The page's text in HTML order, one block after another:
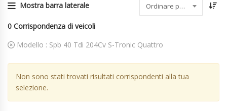
Mostra barra laterale Ordinare per data
0 Corrispondenza di veicoli
Modello : Spb 40 Tdi 204Cv S-Tronic Quattro
Non sono stati trovati risultati corrispondenti alla tua
selezione.